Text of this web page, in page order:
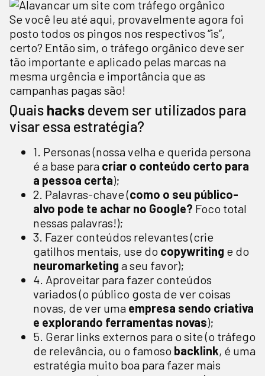
Se você leu até aqui, provavelmente agora foi
posto todos os pingos nos respectivos “is”,
certo? Então sim, o tráfego orgânico deve ser
tão importante e aplicado pelas marcas na
mesma urgência e importância que as
campanhas pagas são!
Quais hacks devem ser utilizados para
visar essa estratégia?
1. Personas (nossa velha e querida persona
é a base para criar o conteúdo certo para
a pessoa certa);
2. Palavras-chave (como o seu público-
alvo pode te achar no Google? Foco total
nessas palavras!);
3. Fazer conteúdos relevantes (crie
gatilhos mentais, use do copywriting e do
neuromarketing a seu favor);
4. Aproveitar para fazer conteúdos
variados (o público gosta de ver coisas
novas, de ver uma empresa sendo criativa
e explorando ferramentas novas);
5. Gerar links externos para o site (o tráfego
de relevância, ou o famoso backlink, é uma
estratégia muito boa para fazer mais